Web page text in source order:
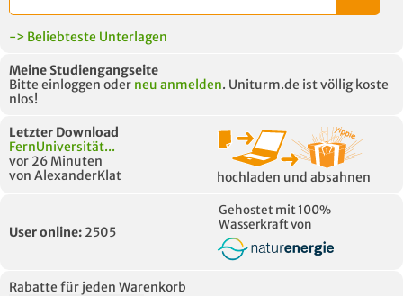
-> Beliebteste Unterlagen
Meine Studiengangseite
Bitte einloggen oder neu anmelden. Uniturm.de ist völlig koste
nlos!
Letzter Download
FernUniversität...
vor 26 Minuten
von AlexanderKlat
hochladen und absahnen
User online: 2505
Gehostet mit 100%
Wasserkraft von
Rabatte für jeden Warenkorb